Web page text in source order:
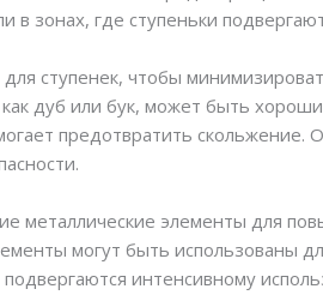
в зонах, где ступеньки
ступенек, чтобы
дуб или бук, может быть
предотвратить
металлические элементы для
могут быть использованы
интенсивному